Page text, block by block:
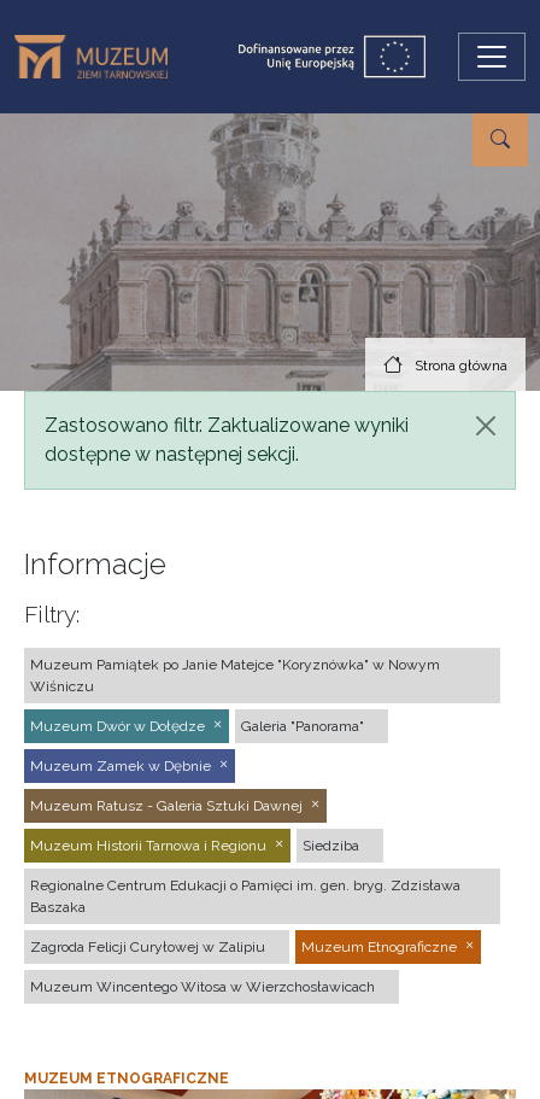
Strona główna
Komunikat
Zastosowano filtr. Zaktualizowane wyniki
dostępne w następnej sekcji.
Informacje
Filtry:
Muzeum Pamiątek po Janie Matejce "Koryznówka" w Nowym
Wiśniczu
Muzeum Dwór w Dołędze Galeria "Panorama"
Muzeum Zamek w Dębnie
Muzeum Ratusz - Galeria Sztuki Dawnej
Muzeum Historii Tarnowa i Regionu Siedziba
Regionalne Centrum Edukacji o Pamięci im. gen. bryg. Zdzisława
Baszaka
Zagroda Felicji Curyłowej w Zalipiu Muzeum Etnograficzne
Muzeum Wincentego Witosa w Wierzchosławicach
MUZEUM ETNOGRAFICZNE